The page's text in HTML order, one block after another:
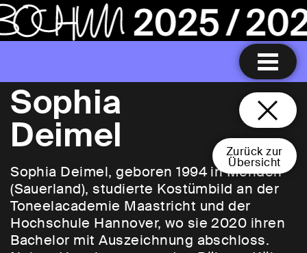
Zurück zur
Übersicht
Sophia
Deimel
Sophia Deimel, geboren 1994 in Menden
(Sauerland), studierte Kostümbild an der
Toneelacademie Maastricht und der
Hochschule Hannover, wo sie 2020 ihren
Bachelor mit Auszeichnung abschloss.